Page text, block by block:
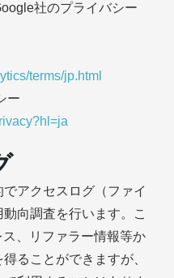
社のプライバシー
terms/jp.html
ー
アクセスログ（ファイ
向調査を行います。こ
、リファラー情報等か
ることができますが、